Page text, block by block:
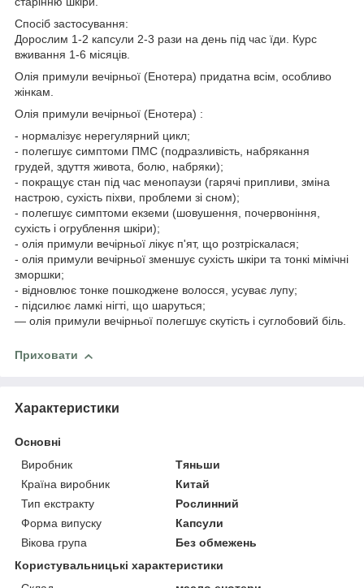
Спосіб застосування:
Дорослим 1-2 капсули 2-3 рази на день під час їди. Курс
вживання 1-6 місяців.
Олія примули вечірньої (Енотера) придатна всім, особливо
жінкам.
Олія примули вечірньої (Енотера) :
- нормалізує нерегулярний цикл;
- полегшує симптоми ПМС (подразливість, набрякання
грудей, здуття живота, болю, набряки);
- покращує стан під час менопаузи (гарячі припливи, зміна
настрою, сухість піхви, проблеми зі сном);
- полегшує симптоми екземи (шовушення, почервоніння,
сухість і огрублення шкіри);
- олія примули вечірньої лікує п'ят, що розтріскалася;
- олія примули вечірньої зменшує сухість шкіри та тонкі мімічні
зморшки;
- відновлює тонке пошкоджене волосся, усуває лупу;
- підсилює ламкі нігті, що шаруться;
— олія примули вечірньої полегшує скутість і суглобовий біль.
Приховати
Характеристики
Основні
Виробник
Тяньши
Країна виробник
Китай
Тип екстракту
Рослинний
Форма випуску
Капсули
Вікова група
Без обмежень
Користувальницькі характеристики